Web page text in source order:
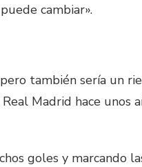
cambiar».
también sería un
Madrid hace unos
goles y marcando